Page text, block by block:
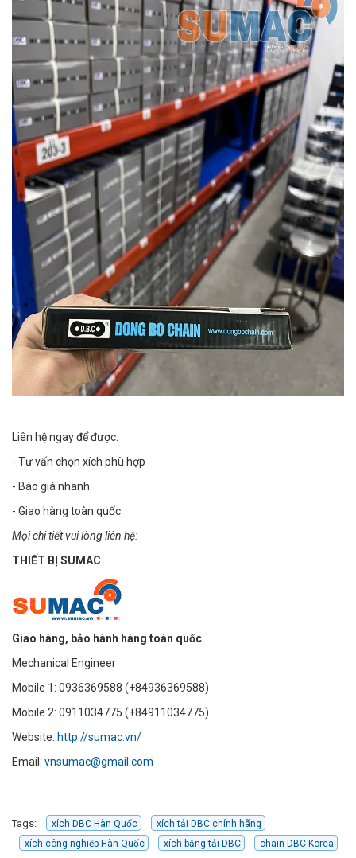
Liên hệ ngay để được:
- Tư vấn chọn xích phù hợp
- Báo giá nhanh
- Giao hàng toàn quốc
Mọi chi tiết vui lòng liên hệ:
THIẾT BỊ SUMAC
Giao hàng, bảo hành hàng toàn quốc
Mechanical Engineer
Mobile 1: 0936369588 (+84936369588)
Mobile 2: 0911034775 (+84911034775)
Website: http://sumac.vn/
Email: vnsumac@gmail.com
Tags: xích DBC Hàn Quốc
xích tải DBC chính hãng
xích công nghiệp Hàn Quốc
xích băng tải DBC chain DBC Korea